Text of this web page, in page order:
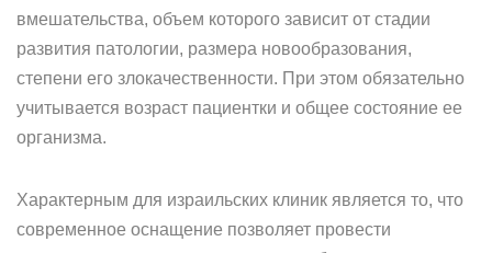
вмешательства, объем которого зависит от стадии
развития патологии, размера новообразования,
степени его злокачественности. При этом обязательно
учитывается возраст пациентки и общее состояние ее
организма.
Характерным для израильских клиник является то, что
современное оснащение позволяет провести